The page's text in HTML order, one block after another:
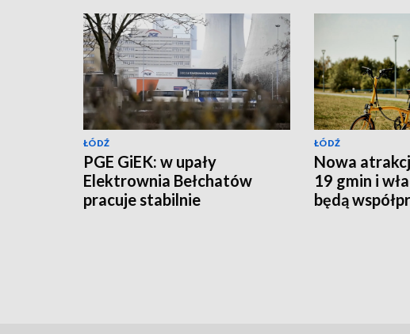
ŁÓDŹ
PGE GiEK: w upały
Elektrownia Bełchatów
pracuje stabilnie
ŁÓDŹ
Nowa
19 gmin i
będą